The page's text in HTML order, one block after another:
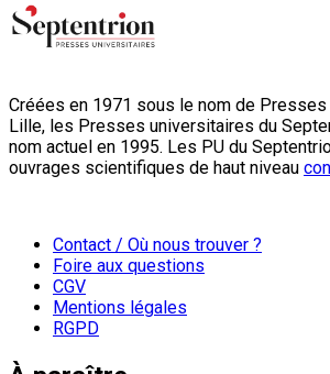
Créées en 1971 sous le nom de
Lille, les Presses universitaires du
nom actuel en 1995. Les PU du
ouvrages scientifiques de haut niveau
Contact / Où nous trouver ?
Foire aux questions
CGV
Mentions légales
RGPD